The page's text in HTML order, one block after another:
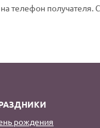
на телефон
рождения